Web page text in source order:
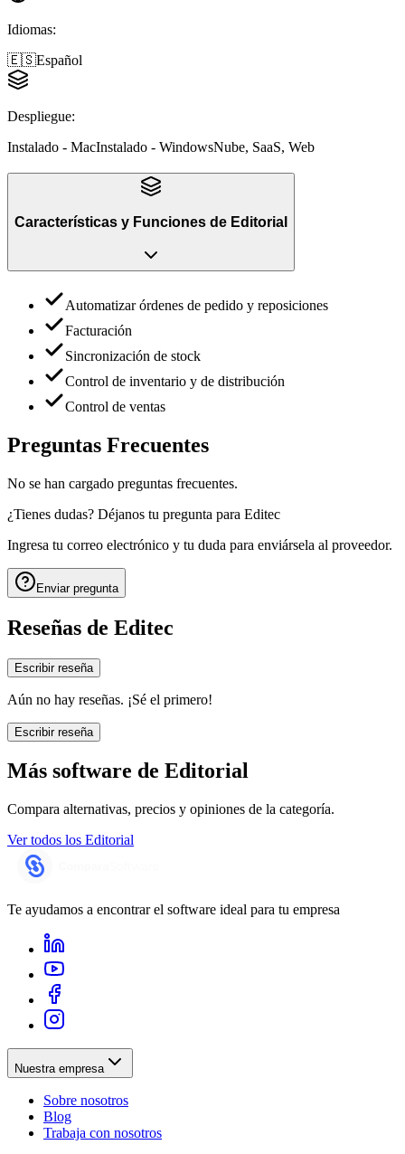
Idiomas:
🇪🇸Español
Despliegue:
Instalado - MacInstalado - WindowsNube, SaaS, Web
Características y Funciones de Editorial
Automatizar órdenes de pedido y reposiciones
Facturación
Sincronización de stock
Control de inventario y de distribución
Control de ventas
Preguntas Frecuentes
No se han cargado preguntas frecuentes.
¿Tienes dudas? Déjanos tu pregunta para Editec
Ingresa tu correo electrónico y tu duda para enviársela al proveedor.
Enviar pregunta
Reseñas de Editec
Escribir reseña
Aún no hay reseñas. ¡Sé el primero!
Escribir reseña
Más software de Editorial
Compara alternativas, precios y opiniones de la categoría.
Ver todos los Editorial
Te ayudamos a encontrar el software ideal para tu empresa
Nuestra empresa
Sobre nosotros
Blog
Trabaja con nosotros